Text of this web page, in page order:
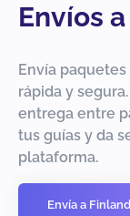
Envíos
Envía
rápida y
entrega entre
tus guías y da
plataforma.
Envía a